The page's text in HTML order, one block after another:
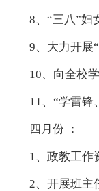
8、“三八”妇
9、大力开展
10、向全校
11、“学雷锋
四月份 ：
1、政教工作
2、开展班主